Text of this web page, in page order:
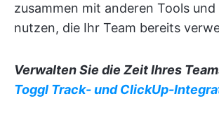
zusammen mit anderen Tools
nutzen, die Ihr Team bereits
Verwalten Sie die Zeit Ihres
Toggl Track- und ClickUp-